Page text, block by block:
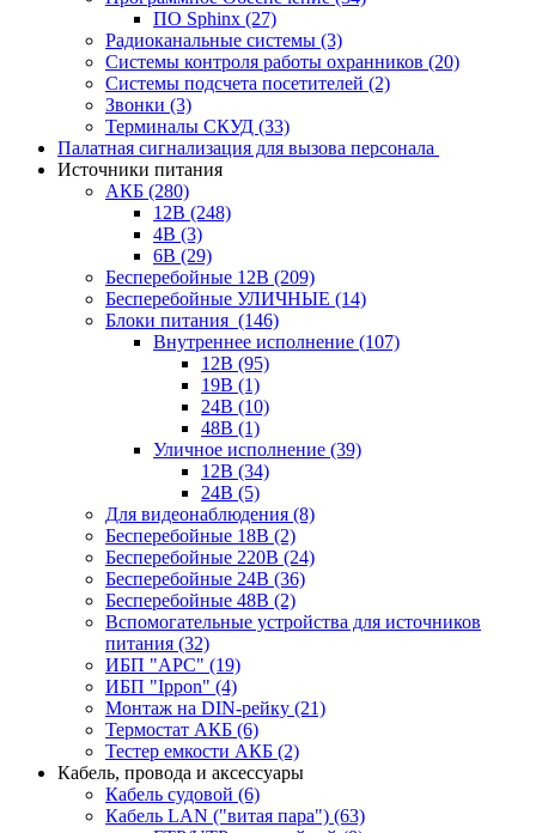
ПО Sphinx (27)
Радиоканальные системы (3)
Системы контроля работы охранников (20)
Системы подсчета посетителей (2)
Звонки (3)
Терминалы СКУД (33)
Палатная сигнализация для вызова персонала
Источники питания
АКБ (280)
12В (248)
4В (3)
6В (29)
Бесперебойные 12В (209)
Бесперебойные УЛИЧНЫЕ (14)
Блоки питания (146)
Внутреннее исполнение (107)
12В (95)
19В (1)
24В (10)
48В (1)
Уличное исполнение (39)
12В (34)
24В (5)
Для видеонаблюдения (8)
Бесперебойные 18В (2)
Бесперебойные 220В (24)
Бесперебойные 24В (36)
Бесперебойные 48В (2)
Вспомогательные устройства для источников
питания (32)
ИБП "APC" (19)
ИБП "Ippon" (4)
Монтаж на DIN-рейку (21)
Термостат АКБ (6)
Тестер емкости АКБ (2)
Кабель, провода и аксессуары
Кабель судовой (6)
Кабель LAN ("витая пара") (63)